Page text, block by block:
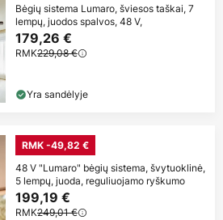
Bėgių sistema Lumaro, šviesos taškai, 7
lempų, juodos spalvos, 48 V,
179,26 €
RMK229,08 €
Yra sandėlyje
RMK -49,82 €
48 V "Lumaro" bėgių sistema, švytuoklinė,
5 lempų, juoda, reguliuojamo ryškumo
199,19 €
RMK249,01 €